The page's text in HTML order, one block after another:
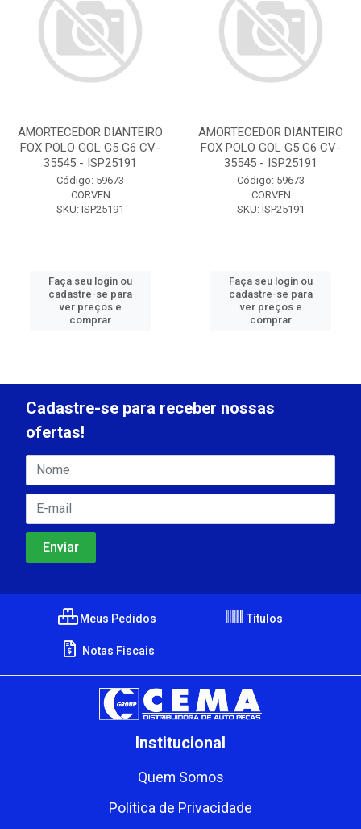
AMORTECEDOR DIANTEIRO
FOX POLO GOL G5 G6 CV-
35545 - ISP25191
Código: 59673
CORVEN
SKU: ISP25191
Faça seu login ou
cadastre-se para
ver preços e
comprar
AMORTECEDOR DIANTEIRO
FOX POLO GOL G5 G6 CV-
35545 - ISP25191
Código: 59673
CORVEN
SKU: ISP25191
Faça seu login ou
cadastre-se para
ver preços e
comprar
Cadastre-se para receber nossas
ofertas!
Meus Pedidos Títulos
Notas Fiscais
Institucional
Quem Somos
Política de Privacidade